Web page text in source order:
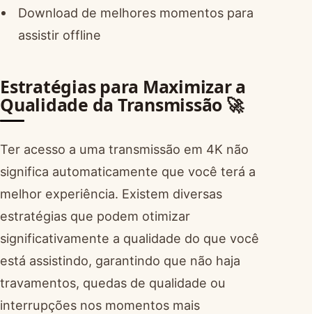
Download de melhores momentos para
assistir offline
Estratégias para Maximizar a
Qualidade da Transmissão 🚀
Ter acesso a uma transmissão em 4K não
significa automaticamente que você terá a
melhor experiência. Existem diversas
estratégias que podem otimizar
significativamente a qualidade do que você
está assistindo, garantindo que não haja
travamentos, quedas de qualidade ou
interrupções nos momentos mais